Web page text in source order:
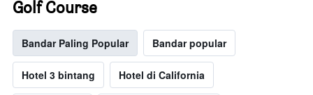
Golf Course
Bandar Paling Popular Bandar popular
Hotel 3 bintang Hotel di California